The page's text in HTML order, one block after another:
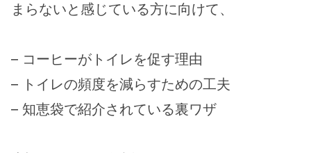
まらないと感じている方に向けて、
– コーヒーがトイレを促す理由
– トイレの頻度を減らすための工夫
– 知恵袋で紹介されている裏ワザ